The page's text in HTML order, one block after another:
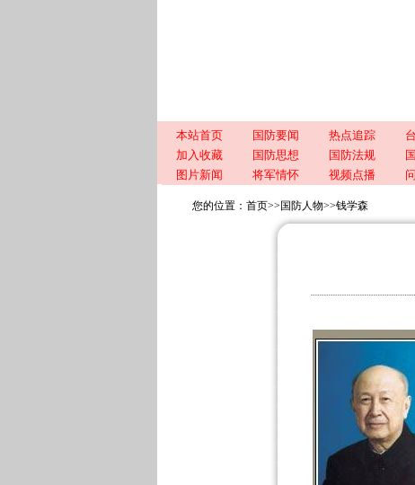
本站首页 国防要闻 热点追踪
加入收藏
国防思想 国防法规
图片新闻
将军情怀 视频点播
您的位置： 首页>> 国防人物>>钱学森